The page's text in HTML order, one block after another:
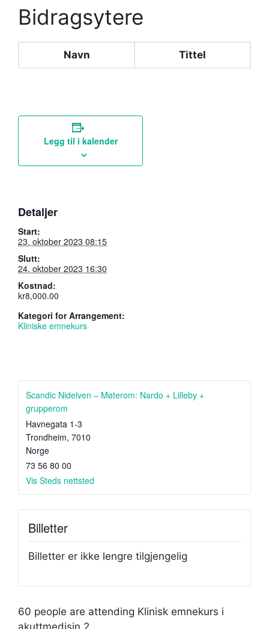
Bidragsytere
Navn Tittel
Legg til i kalender
Detaljer
Start:
23. oktober 2023 08:15
Slutt:
24. oktober 2023 16:30
Kostnad:
kr8,000.00
Kategori for Arrangement:
Kliniske emnekurs
Scandic Nidelven – Møterom: Nardo + Lilleby +
grupperom
Havnegata 1-3
Trondheim, 7010
Norge
73 56 80 00
Vis Steds nettsted
Billetter
Billetter er ikke lengre tilgjengelig
60 people are attending Klinisk emnekurs i
akuttmedisin 2